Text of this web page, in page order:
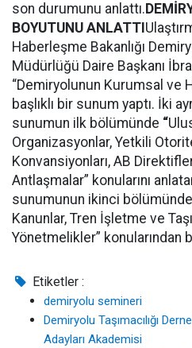
son durumunu anlattı.
BOYUTUNU ANLATTI
Haberleşme Bakanlığı
Müdürlüğü Daire Başkanı
“Demiryolunun Kurumsal ve
başlıklı bir sunum yaptı. İki
sunumun ilk bölümünde “
Organizasyonlar, Yetkili
Konvansiyonları, AB
Antlaşmalar” konularını
sunumunun ikinci
Kanunlar, Tren İşletme ve
Yönetmelikler” konularından
Etiketler :
demiryolu semineri
Demiryolu Taşımacılığı
Adayları Akademisi